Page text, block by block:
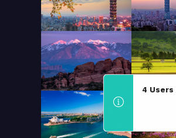
4 Users